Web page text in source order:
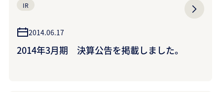
IR
2014.06.17
2014年3月期 決算公告を掲載しました。